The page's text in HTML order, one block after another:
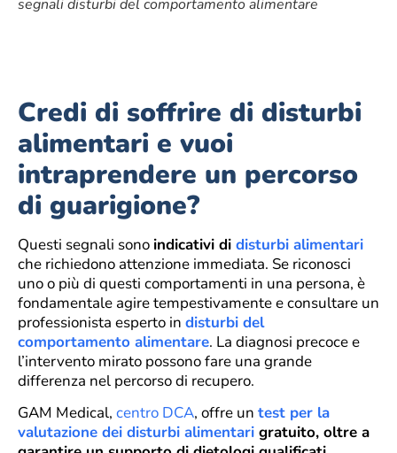
segnali disturbi del comportamento alimentare
Credi di soffrire di disturbi
alimentari e vuoi
intraprendere un percorso
di guarigione?
Questi segnali sono indicativi di disturbi alimentari
che richiedono attenzione immediata. Se riconosci
uno o più di questi comportamenti in una persona, è
fondamentale agire tempestivamente e consultare un
professionista esperto in disturbi del
comportamento alimentare. La diagnosi precoce e
l’intervento mirato possono fare una grande
differenza nel percorso di recupero.
GAM Medical, centro DCA, offre un test per la
valutazione dei disturbi alimentari gratuito, oltre a